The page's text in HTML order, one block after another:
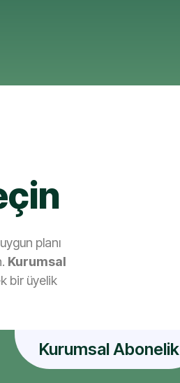
planı
Kurumsal
bir üyelik
Kurumsal Abonelik